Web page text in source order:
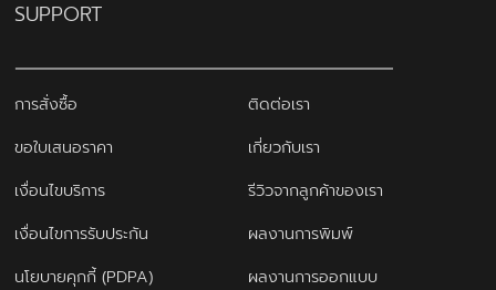
SUPPORT
การสั่งซื้อ
ติดต่อเรา
ขอใบเสนอราคา
เกี่ยวกับเรา
เงื่อนไขบริการ
รีวิวจากลูกค้าของเรา
เงื่อนไขการรับประกัน
ผลงานการพิมพ์
นโยบายคุกกี้ (PDPA)
ผลงานการออกแบบ